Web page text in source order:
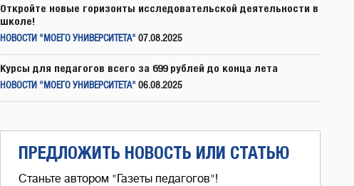
Откройте новые горизонты исследовательской деятельности в
школе!
НОВОСТИ "МОЕГО УНИВЕРСИТЕТА" 07.08.2025
Курсы для педагогов всего за 699 рублей до конца лета
НОВОСТИ "МОЕГО УНИВЕРСИТЕТА" 06.08.2025
ПРЕДЛОЖИТЬ НОВОСТЬ ИЛИ СТАТЬЮ
Станьте автором "Газеты педагогов"!